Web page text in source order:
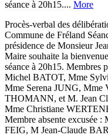
séance à 20h15.... More
Procès-verbal des
Commune de Fréland
présidence de Monsieur
Maire souhaite la
séance à 20h15.
Michel BATOT, Mme
Mme Serena JUNG,
THOMANN, et M. Jean
Mme Christiane
Membre absente excusée
FEIG, M Jean-Claude